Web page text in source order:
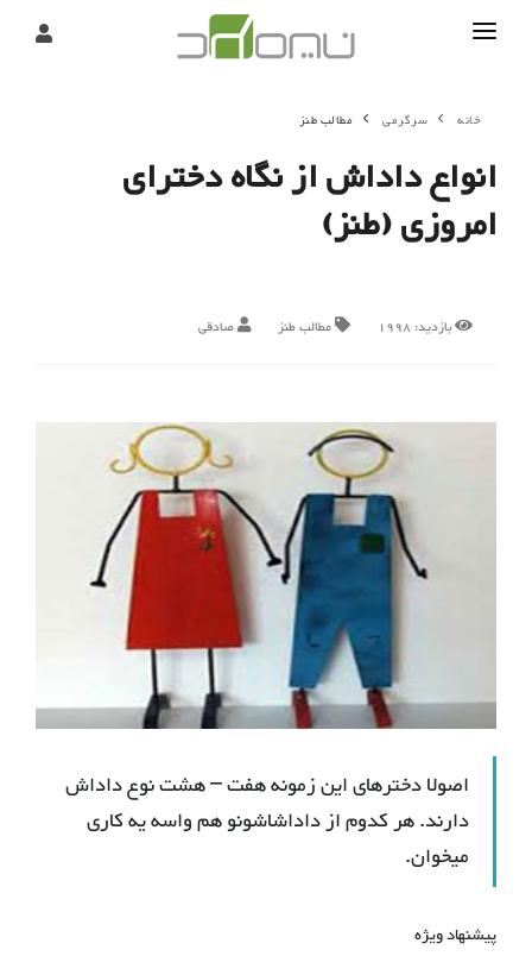
درباره
تحریریه
خانه سرگرمی مطالب طنز
انواع داداش از نگاه دخترای
امروزی (طنز)
بازدید:1998 مطالب طنز صادقی
اصولا دخترهای این زمونه هفت – هشت نوع داداش
دارند. هر کدوم از داداشاشونو هم واسه یه کاری
میخوان.
پیشنهاد ویژه